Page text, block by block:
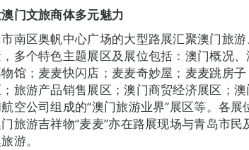
门文旅商体多元魅力
南区奥帆中心广场的大型路展汇聚澳门旅
多个特色主题展区及展位包括：澳门概况
馆；麦麦快闪店；麦麦奇妙屋；麦麦跳房
旅游产品销售展区；澳门商贸经济展区；
空公司组成的“澳门旅游业界”展区等。各
旅游吉祥物“麦麦”亦在路展现场与青岛市
游。